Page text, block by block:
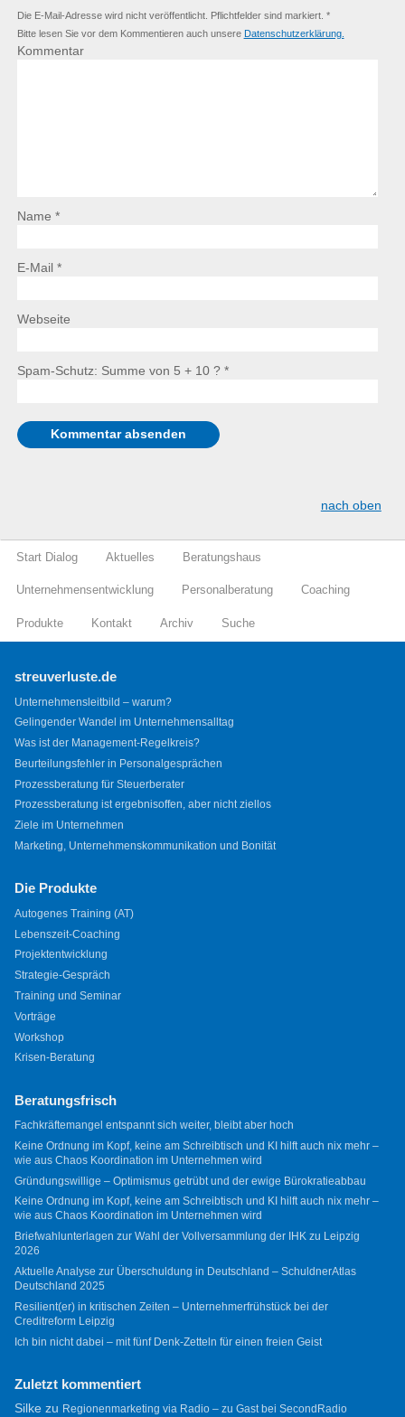
Die E-Mail-Adresse wird nicht veröffentlicht. Pflichtfelder sind markiert. *
Bitte lesen Sie vor dem Kommentieren auch unsere Datenschutzerklärung.
Kommentar
Name *
E-Mail *
Webseite
Spam-Schutz: Summe von 5 + 10 ? *
nach oben
Start Dialog Aktuelles Beratungshaus
Unternehmensentwicklung Personalberatung Coaching
Produkte Kontakt Archiv Suche
streuverluste.de
Unternehmensleitbild – warum?
Gelingender Wandel im Unternehmensalltag
Was ist der Management-Regelkreis?
Beurteilungsfehler in Personalgesprächen
Prozessberatung für Steuerberater
Prozessberatung ist ergebnisoffen, aber nicht ziellos
Ziele im Unternehmen
Marketing, Unternehmenskommunikation und Bonität
Die Produkte
Autogenes Training (AT)
Lebenszeit-Coaching
Projektentwicklung
Strategie-Gespräch
Training und Seminar
Vorträge
Workshop
Krisen-Beratung
Beratungsfrisch
Fachkräftemangel entspannt sich weiter, bleibt aber hoch
Keine Ordnung im Kopf, keine am Schreibtisch und KI hilft auch nix mehr –
wie aus Chaos Koordination im Unternehmen wird
Gründungswillige – Optimismus getrübt und der ewige Bürokratieabbau
Keine Ordnung im Kopf, keine am Schreibtisch und KI hilft auch nix mehr –
wie aus Chaos Koordination im Unternehmen wird
Briefwahlunterlagen zur Wahl der Vollversammlung der IHK zu Leipzig
2026
Aktuelle Analyse zur Überschuldung in Deutschland – SchuldnerAtlas
Deutschland 2025
Resilient(er) in kritischen Zeiten – Unternehmerfrühstück bei der
Creditreform Leipzig
Ich bin nicht dabei – mit fünf Denk-Zetteln für einen freien Geist
Zuletzt kommentiert
Silkezu Regionenmarketing via Radio – zu Gast bei SecondRadio